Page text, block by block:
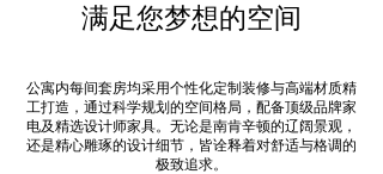
满足您梦想的空间
公寓内每间套房均采用个性化定制装修与高端材质精
工打造，通过科学规划的空间格局，配备顶级品牌家
电及精选设计师家具。无论是南肯辛顿的辽阔景观，
还是精心雕琢的设计细节，皆诠释着对舒适与格调的
极致追求。